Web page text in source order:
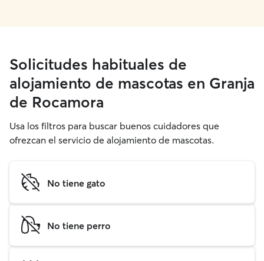
Solicitudes habituales de
alojamiento de mascotas en Granja
de Rocamora
Usa los filtros para buscar buenos cuidadores que
ofrezcan el servicio de alojamiento de mascotas.
No tiene gato
No tiene perro